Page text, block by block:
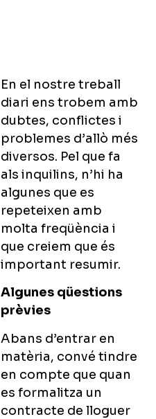
En el nostre treball
diari ens trobem amb
dubtes, conflictes i
problemes d’allò més
diversos. Pel que fa
als inquilins, n’hi ha
algunes que es
repeteixen amb
molta freqüència i
que creiem que és
important resumir.
Algunes qüestions
prèvies
Abans d’entrar en
matèria, convé tindre
en compte que quan
es formalitza un
contracte de lloguer